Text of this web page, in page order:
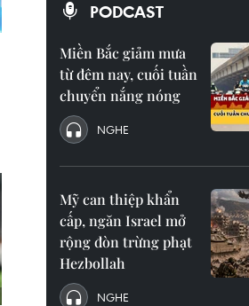
PODCAST
Miền Bắc giảm mưa
từ đêm nay, cuối tuần
chuyển nắng nóng
NGHE
Mỹ can thiệp khẩn
cấp, ngăn Israel mở
rộng đòn trừng phạt
Hezbollah
NGHE